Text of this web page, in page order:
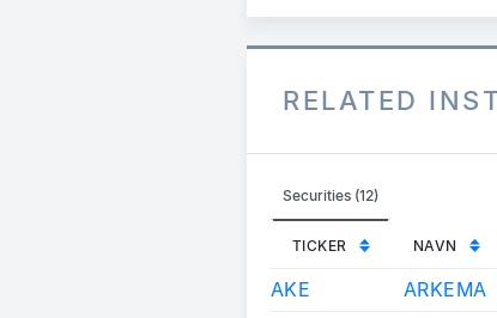
RELATED
Securities (12)
TICKER NAVN
AKE
ARKEMA